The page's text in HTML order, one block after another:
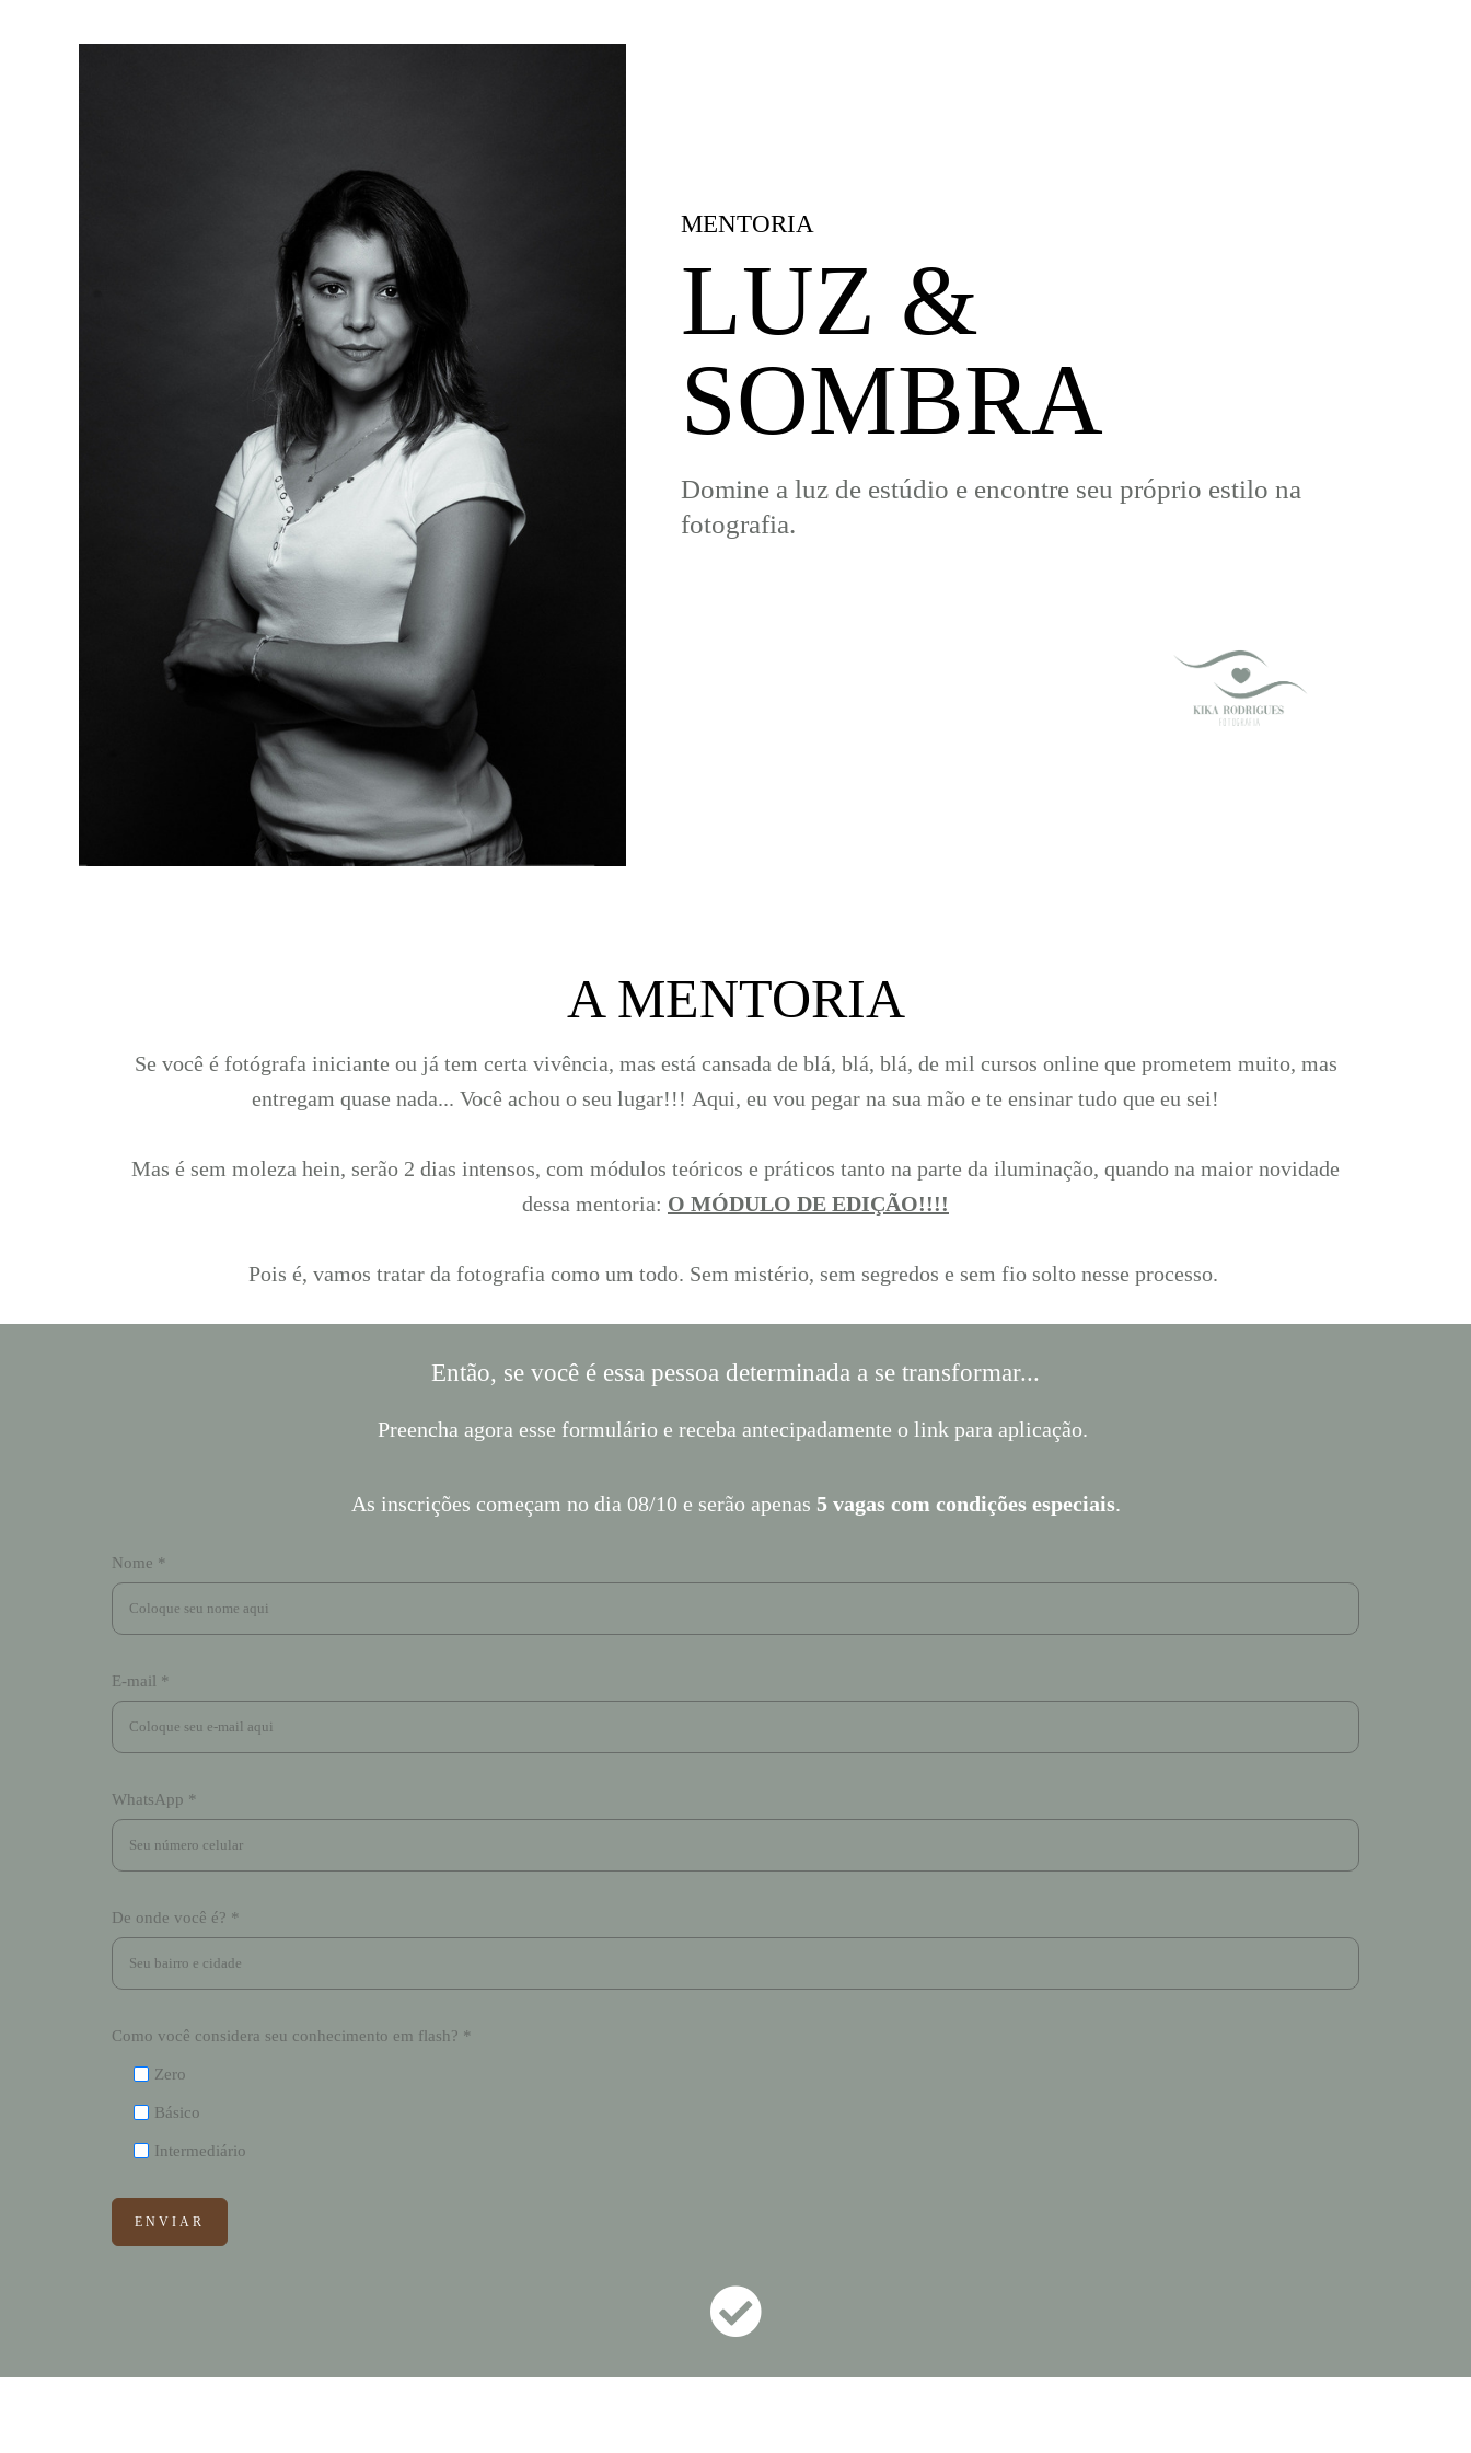
MENTORIA
LUZ &
SOMBRA
Domine a luz de estúdio e encontre seu próprio estilo na
fotografia.
A MENTORIA
Se você é fotógrafa iniciante ou já tem certa vivência, mas está cansada de blá, blá, blá, de mil cursos online que prometem muito, mas
entregam quase nada... Você achou o seu lugar!!! Aqui, eu vou pegar na sua mão e te ensinar tudo que eu sei!
Mas é sem moleza hein, serão 2 dias intensos, com módulos teóricos e práticos tanto na parte da iluminação, quando na maior novidade
dessa mentoria: O MÓDULO DE EDIÇÃO!!!!
Pois é, vamos tratar da fotografia como um todo. Sem mistério, sem segredos e sem fio solto nesse processo.
Então, se você é essa pessoa determinada a se transformar...
Preencha agora esse formulário e receba antecipadamente o link para aplicação.
As inscrições começam no dia 08/10 e serão apenas 5 vagas com condições especiais.
Nome *
E-mail *
WhatsApp *
De onde você é? *
Como você considera seu conhecimento em flash? *
Zero
Básico
Intermediário
ENVIAR